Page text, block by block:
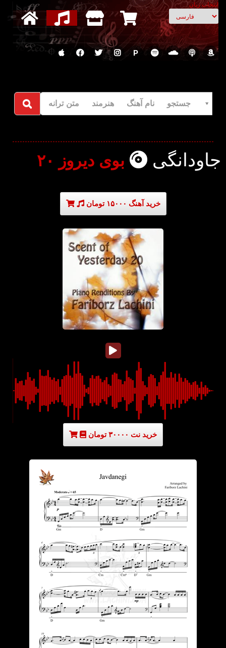
انتخاب زبان
P
جستجو نام آهنگ هنرمند متن ترانه
جاودانگی بوی دیروز ۲۰
خرید آهنگ ۱۵۰۰۰ تومان
خرید نت ۳۰۰۰۰ تومان